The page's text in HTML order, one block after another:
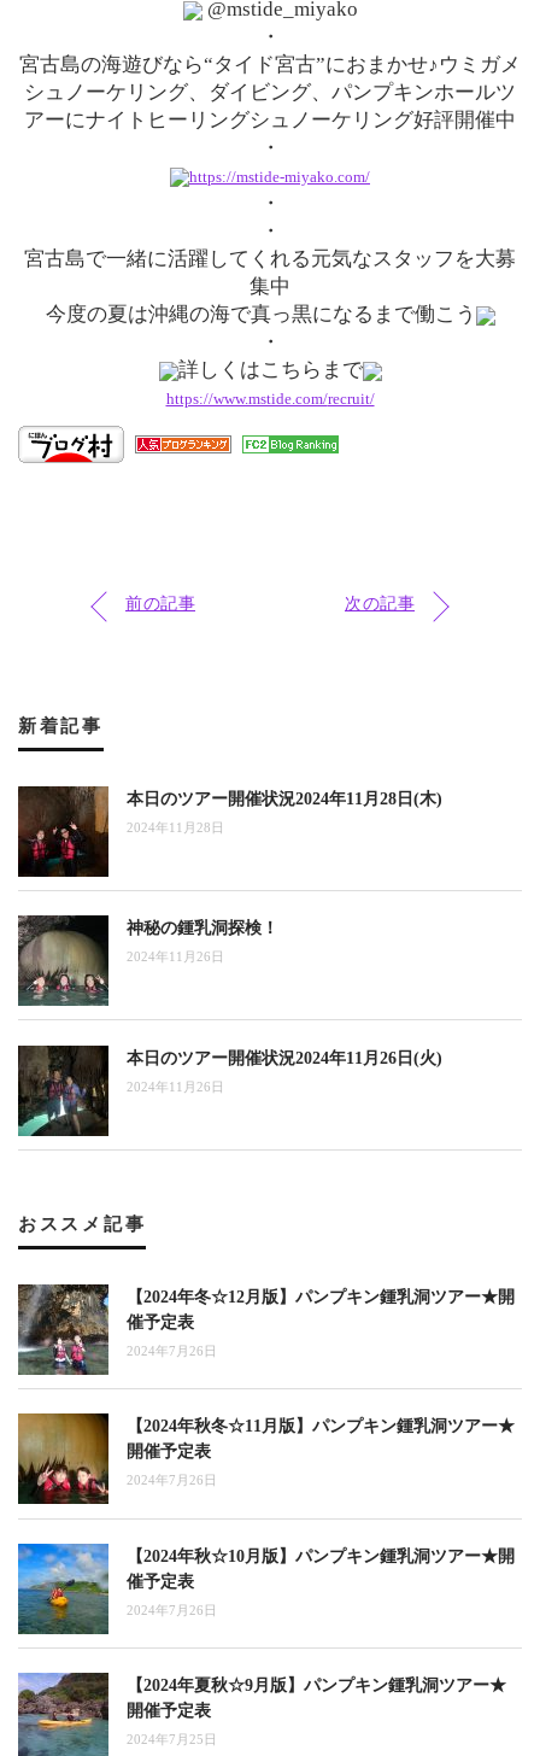
@mstide_miyako
・
宮古島の海遊びなら“タイド宮古”におまかせ♪ ウミガメ
シュノーケリング、ダイビング、 パンプキンホールツ
アーにナイトヒーリングシュノーケリング好評開催中
・
https://mstide-miyako.com/
・
・
宮古島で一緒に活躍してくれる元気なスタッフを大募
集中
今度の夏は沖縄の海で真っ黒になるまで働こう
・
詳しくはこちらまで
https://www.mstide.com/recruit/
前の記事 次の記事
新着記事
本日のツアー開催状況2024年11月28日(木)
2024年11月28日
神秘の鍾乳洞探検！
2024年11月26日
本日のツアー開催状況2024年11月26日(火)
2024年11月26日
おススメ記事
【2024年冬☆12月版】パンプキン鍾乳洞ツアー★開
催予定表
2024年7月26日
【2024年秋冬☆11月版】パンプキン鍾乳洞ツアー★
開催予定表
2024年7月26日
【2024年秋☆10月版】パンプキン鍾乳洞ツアー★開
催予定表
2024年7月26日
【2024年夏秋☆9月版】パンプキン鍾乳洞ツアー★
開催予定表
2024年7月25日